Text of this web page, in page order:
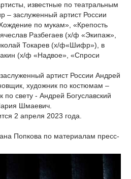
известные по театральным
– заслуженный артист России
по мукам», «Крепость
Разбегаев (х/ф «Экипаж»,
Токарев (х/ф«Шифр»), в
(х/ф «Надвое», «Спроси
артист России Андрей
художник по костюмам –
свету - Андрей Богуславский
Шмаевич.
2 апреля 2023 года.
Попкова по материалам пресс-